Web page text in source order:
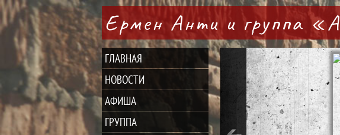
Ермен Анти и группа
ГЛАВНАЯ
НОВОСТИ
АФИША
ГРУППА